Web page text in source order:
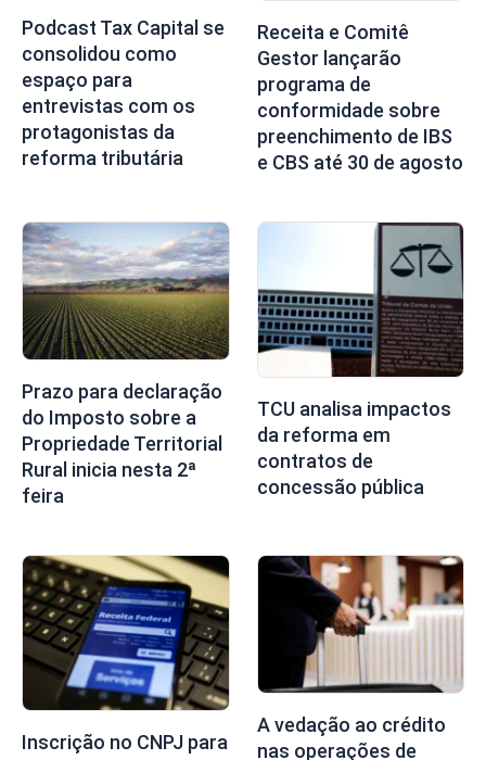
Podcast Tax Capital se
consolidou como
espaço para
entrevistas com os
protagonistas da
reforma tributária
Receita e Comitê
Gestor lançarão
programa de
conformidade sobre
preenchimento de IBS
e CBS até 30 de agosto
Prazo para declaração
do Imposto sobre a
Propriedade Territorial
Rural inicia nesta 2ª
feira
TCU analisa impactos
da reforma em
contratos de
concessão pública
Inscrição no CNPJ para
A vedação ao crédito
nas operações de